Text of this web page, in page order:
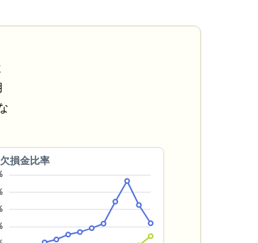
損金比率